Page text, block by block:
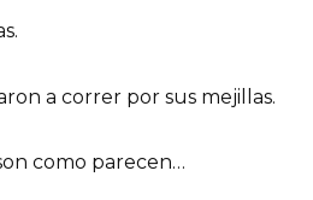
a correr por sus mejillas.
como parecen…